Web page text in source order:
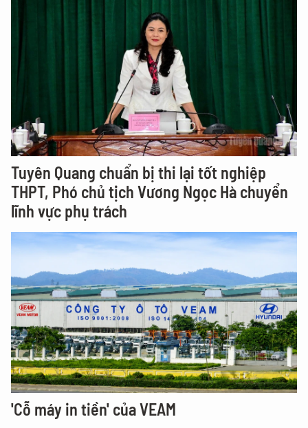
Tuyên Quang chuẩn bị thi lại tốt nghiệp
THPT, Phó chủ tịch Vương Ngọc Hà chuyển
lĩnh vực phụ trách
'Cỗ máy in tiền' của VEAM